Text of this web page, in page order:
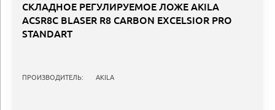
СКЛАДНОЕ РЕГУЛИРУЕМОЕ ЛОЖЕ AKILA
ACSR8C BLASER R8 CARBON EXCELSIOR PRO
STANDART
ПРОИЗВОДИТЕЛЬ: AKILA